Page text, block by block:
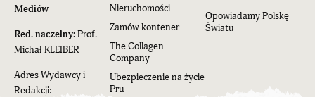
Mediów
Red. naczelny:Prof.
Michał KLEIBER
Adres Wydawcy i
Redakcji:
Nieruchomości
Zamów kontener
The Collagen
Company
Ubezpieczenie na życie
Pru
Opowiadamy Polskę
Światu